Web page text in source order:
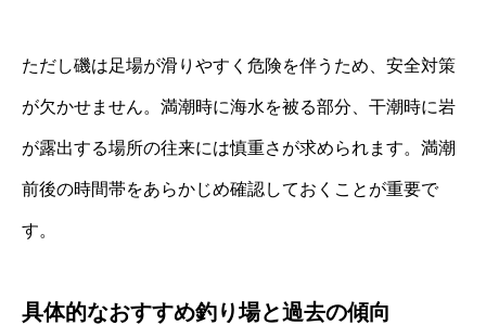
ただし磯は足場が滑りやすく危険を伴うため、安全対策
が欠かせません。満潮時に海水を被る部分、干潮時に岩
が露出する場所の往来には慎重さが求められます。満潮
前後の時間帯をあらかじめ確認しておくことが重要で
す。
具体的なおすすめ釣り場と過去の傾向